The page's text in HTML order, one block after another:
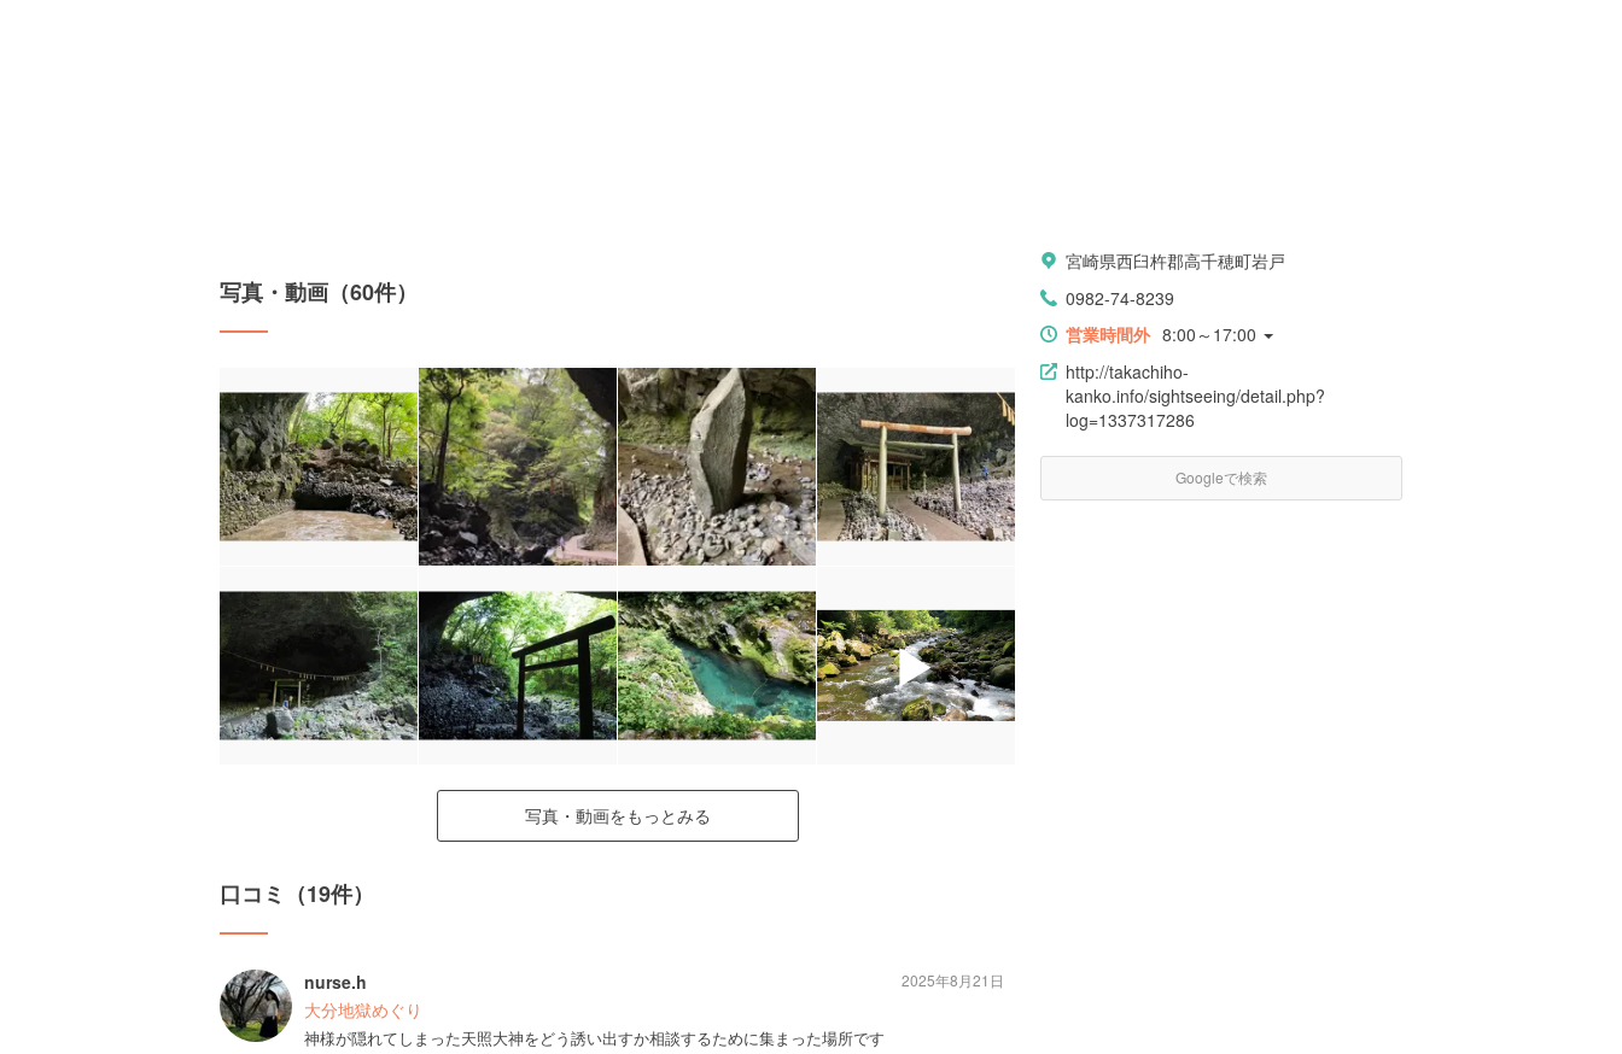
写真・動画（60件）
▶
写真・動画をもっとみる
口コミ（19件）
nurse.h
大分地獄めぐり
神様が隠れてしまった天照大神をどう誘い出すか相談するために集まった場所です
2025年8月21日
宮崎県西臼杵郡高千穂町岩戸
0982-74-8239
営業時間外 8:00～17:00
http://takachiho-
kanko.info/sightseeing/detail.php?
log=1337317286
Googleで検索